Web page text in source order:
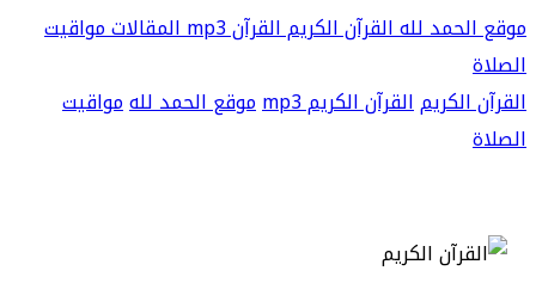
موقع الحمد للهالقرآن الكريمالقرآن mp3 المقالاتمواقيت
الصلاة
القرآن الكريمالقرآن الكريم mp3 موقع الحمد للهمواقيت
الصلاة